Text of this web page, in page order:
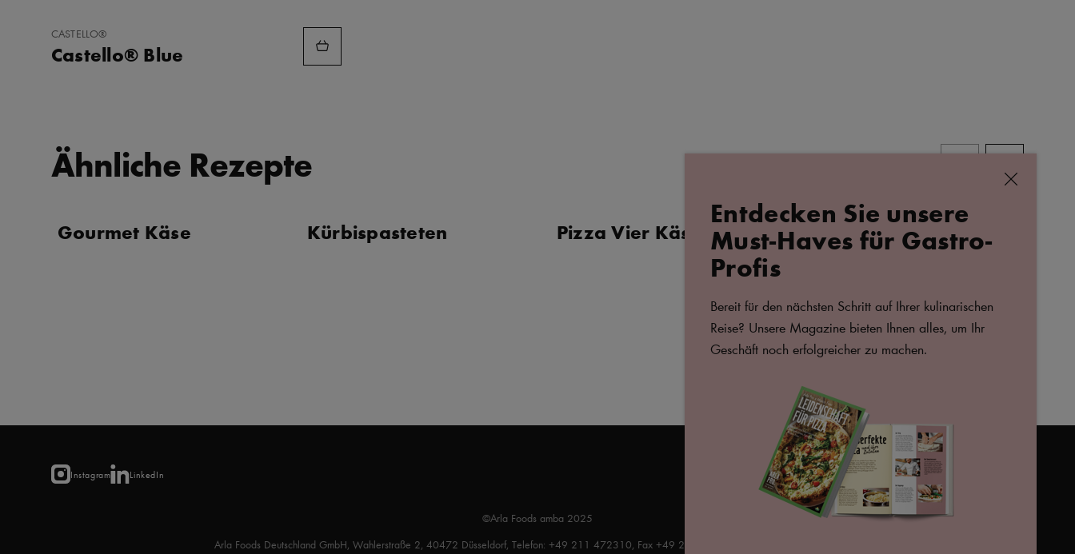
ZU
HINZUFÜGEN
CASTELLO®
Castello® Blue
Ähnliche Rezepte
Gourmet Käse Kürbispasteten Pizza Vier Käse Valentins Pizza
Instagram LinkedIn
©Arla Foods amba 2025
Arla Foods Deutschland GmbH, Wahlerstraße 2, 40472 Düsseldorf, Telefon: +49 211 472310, Fax +49 211 4723166,
schließen
Entdecken Sie unsere
Must-Haves für Gastro-
Profis
Bereit für den nächsten Schritt auf Ihrer kulinarischen
Reise? Unsere Magazine bieten Ihnen alles, um Ihr
Geschäft noch erfolgreicher zu machen.